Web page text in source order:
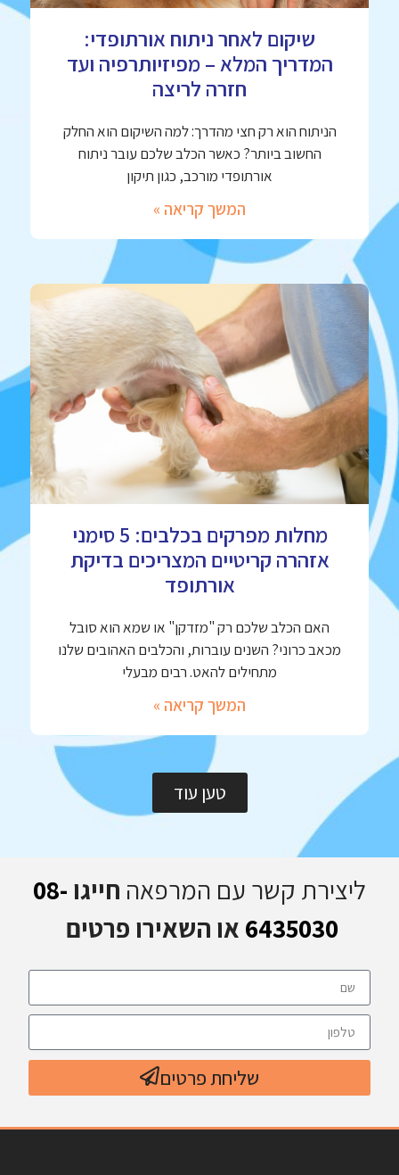
שיקום לאחר ניתוח אורתופדי:
המדריך המלא – מפיזיותרפיה ועד
חזרה לריצה
הניתוח הוא רק חצי מהדרך: למה השיקום הוא החלק
החשוב ביותר? כאשר הכלב שלכם עובר ניתוח
אורתופדי מורכב, כגון תיקון
המשך קריאה »
מחלות מפרקים בכלבים: 5 סימני
אזהרה קריטיים המצריכים בדיקת
אורתופד
האם הכלב שלכם רק "מזדקן" או שמא הוא סובל
מכאב כרוני? השנים עוברות, והכלבים האהובים שלנו
מתחילים להאט. רבים מבעלי
המשך קריאה »
טען עוד
ליצירת קשר עם המרפאה חייגו 08-
6435030 או השאירו פרטים
שליחת פרטים